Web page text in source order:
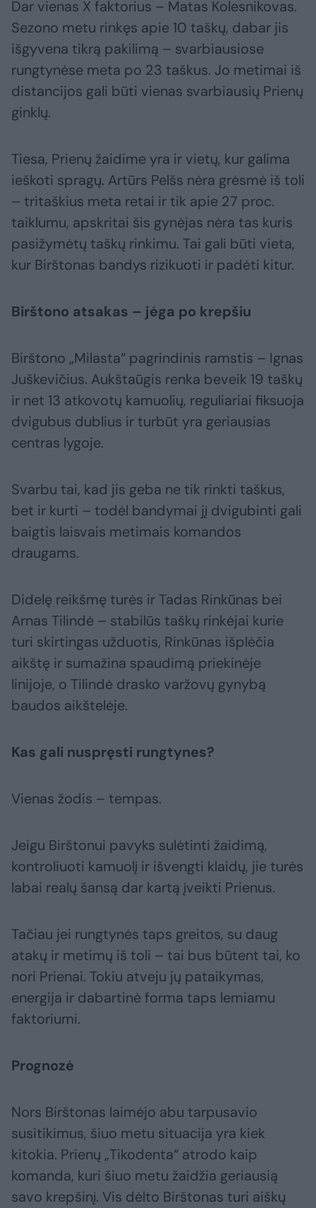
Dar vienas X faktorius – Matas Kolesnikovas.
Sezono metu rinkęs apie 10 taškų, dabar jis
išgyvena tikrą pakilimą – svarbiausiose
rungtynėse meta po 23 taškus. Jo metimai iš
distancijos gali būti vienas svarbiausių Prienų
ginklų.
Tiesa, Prienų žaidime yra ir vietų, kur galima
ieškoti spragų. Artūrs Pelšs nėra grėsmė iš toli
– tritaškius meta retai ir tik apie 27 proc.
taiklumu, apskritai šis gynėjas nėra tas kuris
pasižymėtų taškų rinkimu. Tai gali būti vieta,
kur Birštonas bandys rizikuoti ir padėti kitur.
Birštono atsakas – jėga po krepšiu
Birštono „Milasta“ pagrindinis ramstis – Ignas
Juškevičius. Aukštaūgis renka beveik 19 taškų
ir net 13 atkovotų kamuolių, reguliariai fiksuoja
dvigubus dublius ir turbūt yra geriausias
centras lygoje.
Svarbu tai, kad jis geba ne tik rinkti taškus,
bet ir kurti – todėl bandymai jį dvigubinti gali
baigtis laisvais metimais komandos
draugams.
Didelę reikšmę turės ir Tadas Rinkūnas bei
Arnas Tilindė – stabilūs taškų rinkėjai kurie
turi skirtingas užduotis, Rinkūnas išplėčia
aikštę ir sumažina spaudimą priekinėje
linijoje, o Tilindė drasko varžovų gynybą
baudos aikštelėje.
Kas gali nuspręsti rungtynes?
Vienas žodis – tempas.
Jeigu Birštonui pavyks sulėtinti žaidimą,
kontroliuoti kamuolį ir išvengti klaidų, jie turės
labai realų šansą dar kartą įveikti Prienus.
Tačiau jei rungtynės taps greitos, su daug
atakų ir metimų iš toli – tai bus būtent tai, ko
nori Prienai. Tokiu atveju jų pataikymas,
energija ir dabartinė forma taps lemiamu
faktoriumi.
Prognozė
Nors Birštonas laimėjo abu tarpusavio
susitikimus, šiuo metu situacija yra kiek
kitokia. Prienų „Tikodenta“ atrodo kaip
komanda, kuri šiuo metu žaidžia geriausią
savo krepšinį. Vis dėlto Birštonas turi aiškų